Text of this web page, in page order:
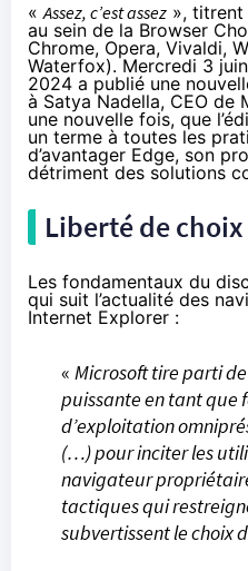
«Assez, c’est assez », titrent
au sein de la Browser
Chrome, Opera, Vivaldi,
Waterfox). Mercredi 3
2024 a publié une
à Satya Nadella, CEO de
une nouvelle fois, que
un terme à toutes les
d’avantager Edge, son
détriment des solutions
Liberté de choix
Les fondamentaux du
qui suit l’actualité des
Internet Explorer :
« Microsoft tire parti
puissante en tant que
d’exploitation
(…) pour inciter les
navigateur
tactiques qui
subvertissent le choix